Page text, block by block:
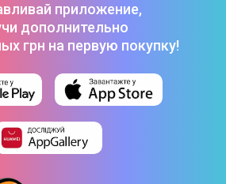
приложение,
дополнительно
грн на первую покупку!